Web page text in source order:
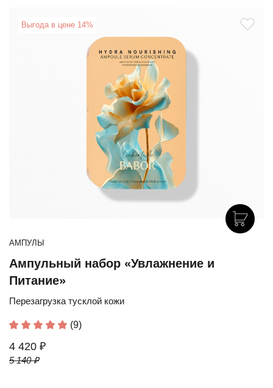
Выгода в цене 14%
АМПУЛЫ
Ампульный набор «Увлажнение и
Питание»
Перезагрузка тусклой кожи
(9)
4 420 ₽
5 140 ₽